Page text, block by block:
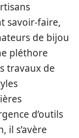
savoir-faire,
de bijou
pléthore
travaux de
d’outils
il s’avère